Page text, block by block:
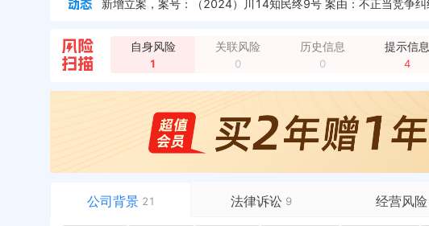
自身风险
1
关联风险
0
历史信息
0
提示信息
4
公司背景 21 法律诉讼 9 经营风险